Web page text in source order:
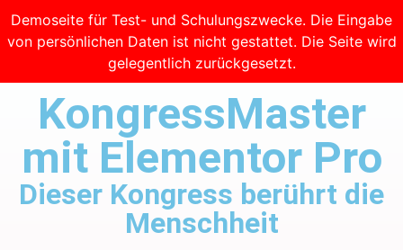
Demoseite für Test- und Schulungszwecke. Die Eingabe
von persönlichen Daten ist nicht gestattet. Die Seite wird
gelegentlich zurückgesetzt.
KongressMaster
mit Elementor Pro
Dieser Kongress berührt die
Menschheit